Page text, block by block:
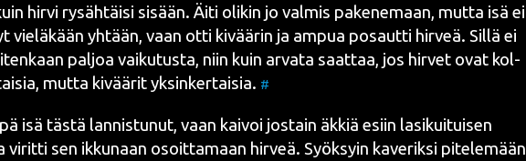
hir­vi rysäh­täi­si sisään. Äiti oli­kin jo val­mis pake­ne­maan, mut­ta isä ei
vie­lä­kään yhtään, vaan otti kivää­rin ja ampua posaut­ti hir­veä. Sil­lä ei
pal­joa vai­ku­tus­ta, niin kuin arva­ta saat­taa, jos hir­vet ovat kol­
mut­ta kivää­rit yksin­ker­tai­sia. #
isä täs­tä lan­nis­tu­nut, vaan kai­voi jos­tain äkkiä esiin lasi­kui­tui­sen
virit­ti sen ikku­naan osoit­ta­maan hir­veä. Syök­syin kave­rik­si pite­le­mään